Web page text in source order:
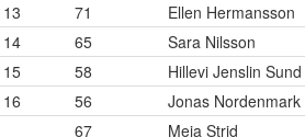
13
71 Ellen Hermansson
14
65 Sara Nilsson
15
58 Hillevi Jenslin Sund
16
56 Jonas Nordenmark
67
Meja Strid